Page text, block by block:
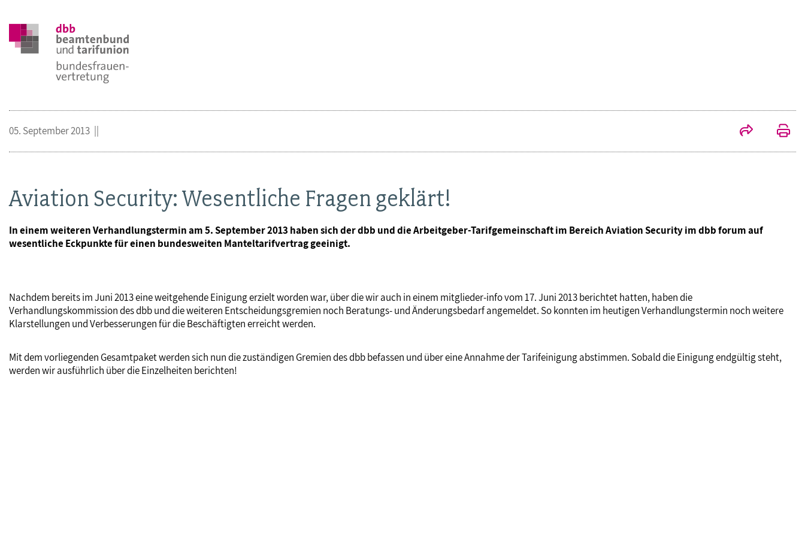
Aviation Security: Wesentliche Fragen geklärt!
In einem weiteren Verhandlungstermin am 5. September 2013 haben sich der dbb und die Arbeitgeber-Tarifgemeinschaft im Bereich Aviation Security im dbb forum auf
wesentliche Eckpunkte für einen bundesweiten Manteltarifvertrag geeinigt.
05. September 2013
Nachdem bereits im Juni 2013 eine weitgehende Einigung erzielt worden war, über die wir auch in einem mitglieder-info vom 17. Juni 2013 berichtet hatten, haben die
Verhandlungskommission des dbb und die weiteren Entscheidungsgremien noch Beratungs- und Änderungsbedarf angemeldet. So konnten im heutigen Verhandlungstermin noch weitere
Klarstellungen und Verbesserungen für die Beschäftigten erreicht werden.
Mit dem vorliegenden Gesamtpaket werden sich nun die zuständigen Gremien des dbb befassen und über eine Annahme der Tarifeinigung abstimmen. Sobald die Einigung endgültig steht,
werden wir ausführlich über die Einzelheiten berichten!